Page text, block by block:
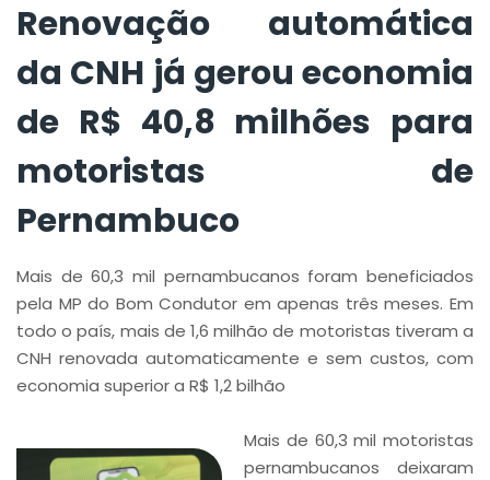
Renovação automática
da CNH já gerou economia
de R$ 40,8 milhões para
motoristas de
Pernambuco
Mais de 60,3 mil pernambucanos foram beneficiados
pela MP do Bom Condutor em apenas três meses. Em
todo o país, mais de 1,6 milhão de motoristas tiveram a
CNH renovada automaticamente e sem custos, com
economia superior a R$ 1,2 bilhão
Mais de 60,3 mil motoristas
pernambucanos deixaram